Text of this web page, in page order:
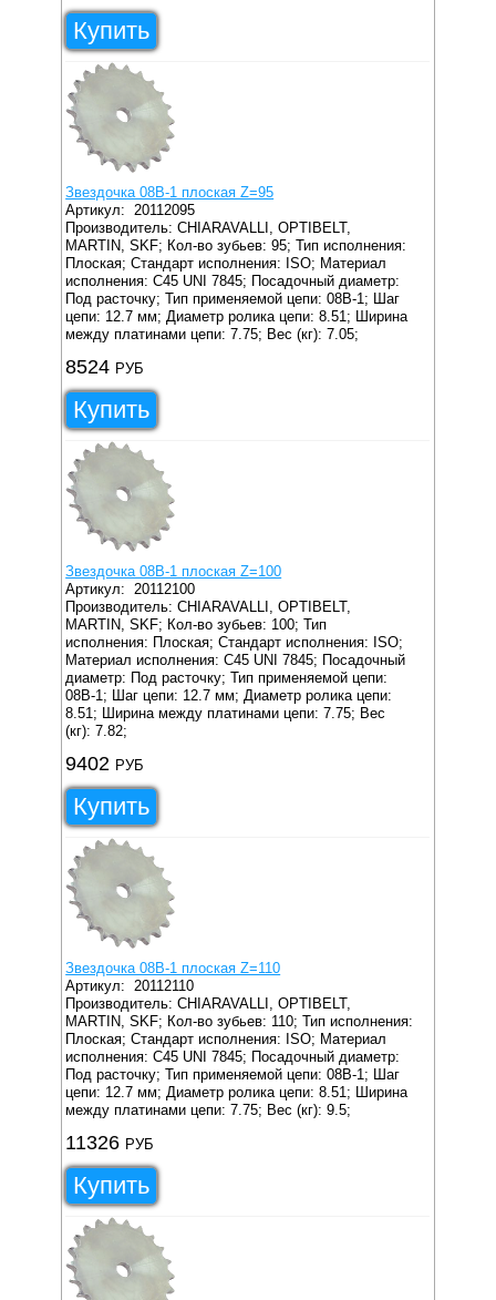
Купить
Звездочка 08B-1 плоская Z=95
Артикул: 20112095
Производитель: CHIARAVALLI, OPTIBELT,
MARTIN, SKF; Кол-во зубьев: 95; Тип исполнения:
Плоская; Стандарт исполнения: ISO; Материал
исполнения: C45 UNI 7845; Посадочный диаметр:
Под расточку; Тип применяемой цепи: 08B-1;
Шаг
цепи: 12.7 мм; Диаметр ролика цепи: 8.51;
Ширина
между платинами цепи: 7.75; Вес (кг): 7.05;
8524 РУБ
Купить
Звездочка 08B-1 плоская Z=100
Артикул: 20112100
Производитель: CHIARAVALLI, OPTIBELT,
MARTIN, SKF; Кол-во зубьев: 100; Тип
исполнения: Плоская; Стандарт исполнения: ISO;
Материал исполнения: C45 UNI 7845; Посадочный
диаметр: Под расточку; Тип применяемой цепи:
08B-1;
Шаг цепи: 12.7 мм; Диаметр ролика цепи:
8.51;
Ширина между платинами цепи: 7.75; Вес
(кг): 7.82;
9402 РУБ
Купить
Звездочка 08B-1 плоская Z=110
Артикул: 20112110
Производитель: CHIARAVALLI, OPTIBELT,
MARTIN, SKF; Кол-во зубьев: 110; Тип исполнения:
Плоская; Стандарт исполнения: ISO; Материал
исполнения: C45 UNI 7845; Посадочный диаметр:
Под расточку; Тип применяемой цепи: 08B-1;
Шаг
цепи: 12.7 мм; Диаметр ролика цепи: 8.51;
Ширина
между платинами цепи: 7.75; Вес (кг): 9.5;
11326 РУБ
Купить